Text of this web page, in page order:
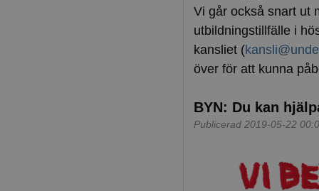
Vi går också snart ut
utbildningstillfälle i
kansliet (
över för att kunna
BYN: Du kan
Publicerad 2019-05-22